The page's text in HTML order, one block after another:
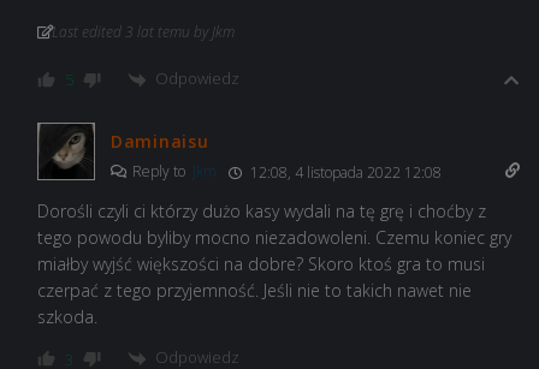
Last edited 3 lat temu by Jkm
5 Odpowiedz
Daminaisu
Reply to Jkm 12:08, 4 listopada 2022 12:08
Dorośli czyli ci którzy dużo kasy wydali na tę grę i choćby z
tego powodu byliby mocno niezadowoleni. Czemu koniec gry
miałby wyjść większości na dobre? Skoro ktoś gra to musi
czerpać z tego przyjemność. Jeśli nie to takich nawet nie
szkoda.
3 Odpowiedz